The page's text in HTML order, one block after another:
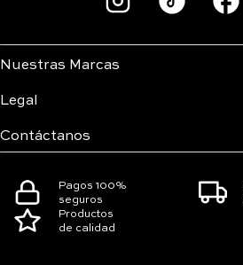
Nuestras Marcas
Legal
Contáctanos
Pagos 100%
seguros
Productos
de calidad